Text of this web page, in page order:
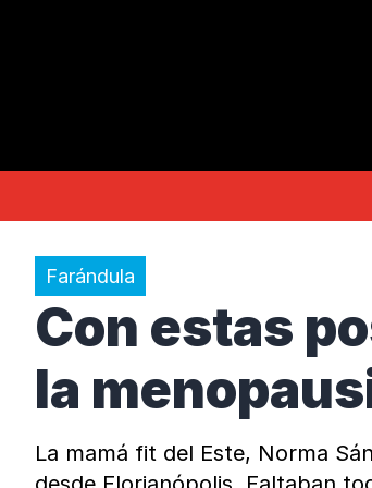
Farándula
Con estas
la
La mamá fit del Este, Norma